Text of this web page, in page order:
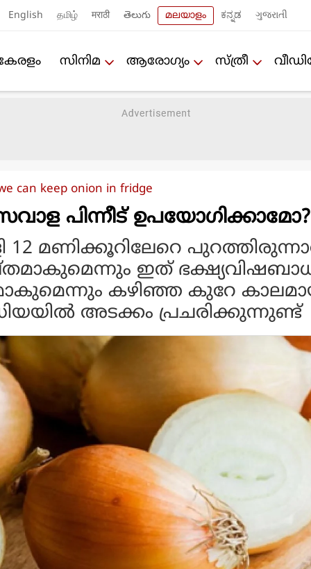
English தமிழ் मराठी తెలుగు മലയാളം ಕನ್ನಡ ગુજરાતી
സിനിമ ആരോഗ്യം സ്ത്രീ
can keep onion in fridge
പിന്നീട് ഉപയോഗിക്കാമോ?
12 മണിക്കൂറിലേറെ
ഇത്
കഴിഞ്ഞ കുറേ
അടക്കം പ്രചരിക്കുന്നുണ്ട്